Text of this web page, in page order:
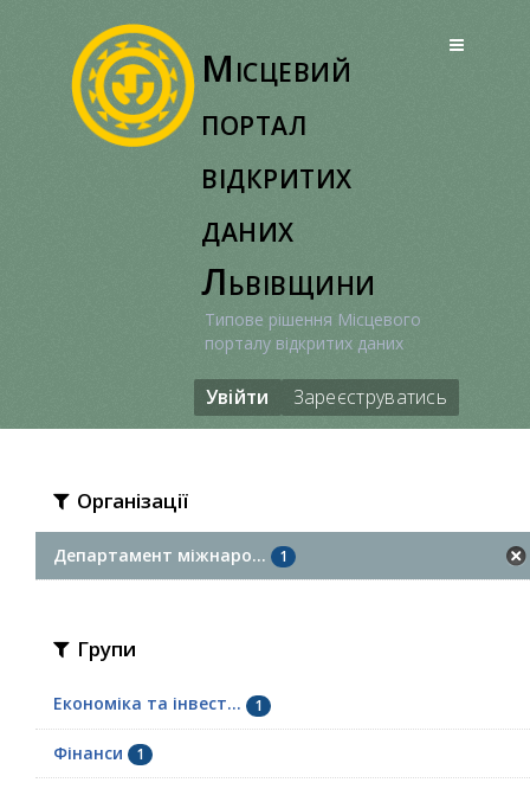
Місцевий
портал
відкритих
даних
Львівщини
Типове рішення Місцевого
порталу відкритих даних
Увійти Зареєструватись
Організації
Департамент міжнаро... 1
Групи
Економіка та інвест... 1
Фінанси 1